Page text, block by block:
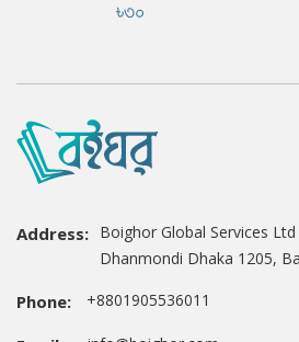
৳৩০
Address: Boighor Global Services
Dhanmondi Dhaka 1205,
Phone: +8801905536011